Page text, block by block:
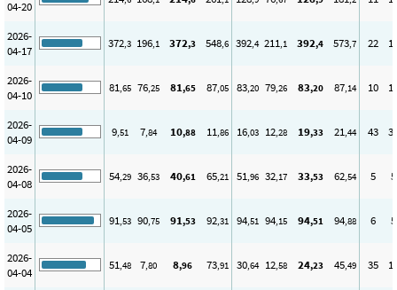
04-20
2026-
04-17
372,3 196,1 372,3 548,6 392,4 211,1 392,4 573,7 22
2026-
04-10
81,65 76,25 81,65 87,05 83,20 79,26 83,20 87,14 10
2026-
04-09
9,51 7,84 10,88 11,86 16,03 12,28 19,33 21,44 43
2026-
04-08
54,29 36,53 40,61 65,21 51,96 32,17 33,53 62,54 5 5
2026-
04-05
91,53 90,75 91,53 92,31 94,51 94,15 94,51 94,88 6 5
2026-
04-04
51,48 7,80 8,96 73,91 30,64 12,58 24,23 45,49 35